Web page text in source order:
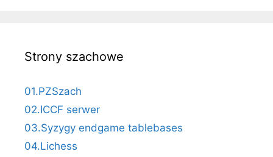
Strony szachowe
01.PZSzach
02.ICCF serwer
03.Syzygy endgame tablebases
04.Lichess